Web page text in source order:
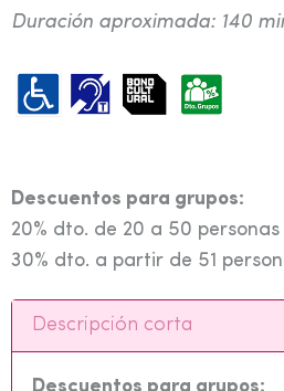
Duración aproximada: 140
Descuentos para grupos:
20% dto. de 20 a 50 personas
30% dto. a partir de 51
Descripción corta